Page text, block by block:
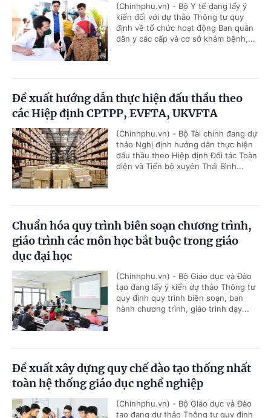
(Chinhphu.vn) - Bộ Y tế đang lấy ý
kiến đối với dự thảo Thông tư quy
định về tổ chức hoạt động Ban quân
dân y các cấp và cơ sở khám bệnh,...
Đề xuất hướng dẫn thực hiện đấu thầu theo
các Hiệp định CPTPP, EVFTA, UKVFTA
(Chinhphu.vn) - Bộ Tài chính đang dự
thảo Nghị định hướng dẫn thực hiện
đấu thầu theo Hiệp định Đối tác Toàn
diện và Tiến bộ xuyên Thái Bình...
Chuẩn hóa quy trình biên soạn chương trình,
giáo trình các môn học bắt buộc trong giáo
dục đại học
(Chinhphu.vn) - Bộ Giáo dục và Đào
tạo đang lấy ý kiến dự thảo Thông tư
quy định quy trình biên soạn, ban
hành chương trình, giáo trình dạy...
Đề xuất xây dựng quy chế đào tạo thống nhất
toàn hệ thống giáo dục nghề nghiệp
(Chinhphu.vn) - Bộ Giáo dục và Đào
tạo đang dự thảo Thông tư quy định